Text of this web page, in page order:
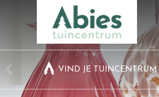
VIND JE TUINCENTRUM